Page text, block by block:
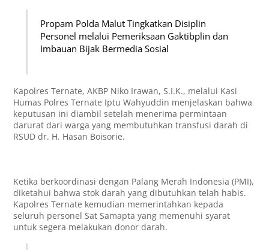
Propam Polda Malut Tingkatkan Disiplin
Personel melalui Pemeriksaan Gaktibplin dan
Imbauan Bijak Bermedia Sosial
Kapolres Ternate, AKBP Niko Irawan, S.I.K., melalui Kasi
Humas Polres Ternate Iptu Wahyuddin menjelaskan bahwa
keputusan ini diambil setelah menerima permintaan
darurat dari warga yang membutuhkan transfusi darah di
RSUD dr. H. Hasan Boisorie.
Ketika berkoordinasi dengan Palang Merah Indonesia (PMI),
diketahui bahwa stok darah yang dibutuhkan telah habis.
Kapolres Ternate kemudian memerintahkan kepada
seluruh personel Sat Samapta yang memenuhi syarat
untuk segera melakukan donor darah.